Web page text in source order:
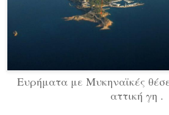
Ευρήματα με Μυκηναϊκές
αττική γη .